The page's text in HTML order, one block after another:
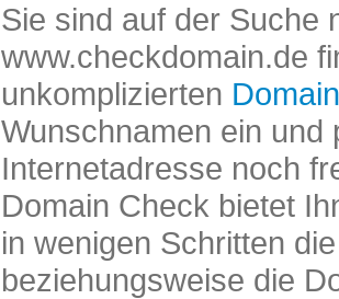
Sie sind auf der Suche
www.checkdomain.de
unkomplizierten
Wunschnamen ein und
Internetadresse noch
Domain Check bietet
in wenigen Schritten
beziehungsweise die